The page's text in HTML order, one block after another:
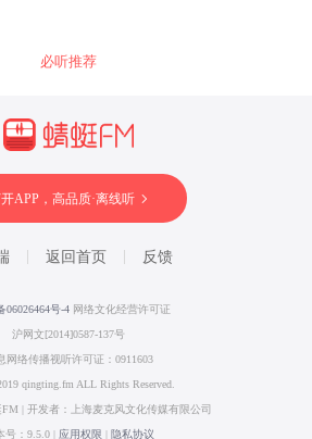
必听推荐
APP，高品质·离线听
返回首页 反馈
06026464号-4 网络文化经营许可证
沪网文[2014]0587-137号
网络传播视听许可证：0911603
qingting.fm ALL Rights Reserved.
| 开发者：上海麦克风文化传媒有限公司
号：9.5.0 | 应用权限 隐私协议